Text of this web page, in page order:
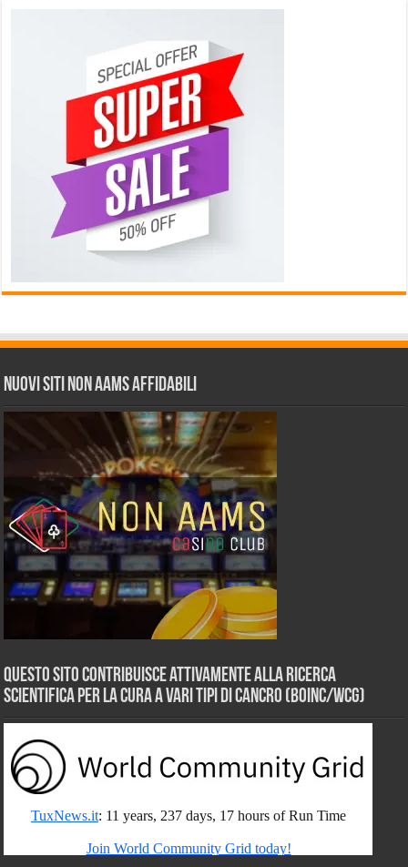
Nuovi siti non AAMS affidabili
Questo sito contribuisce attivamente alla ricerca
scientifica per la cura a vari tipi di Cancro (BOINC/WCG)